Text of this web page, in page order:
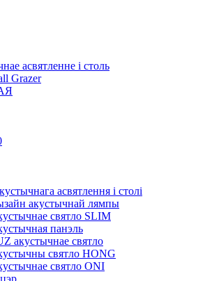
асвятленне і столь
Grazer
асвятлення і столі
акустычнай лямпы
святло SLIM
панэль
акустычнае святло
святло HONG
святло ONI